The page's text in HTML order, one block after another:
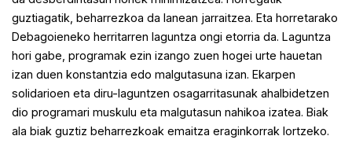
guztiagatik, beharrezkoa da lanean jarraitzea. Eta horretarako
Debagoieneko herritarren laguntza ongi etorria da. Laguntza
hori gabe, programak ezin izango zuen hogei urte hauetan
izan duen konstantzia edo malgutasuna izan. Ekarpen
solidarioen eta diru-laguntzen osagarritasunak ahalbidetzen
dio programari muskulu eta malgutasun nahikoa izatea. Biak
ala biak guztiz beharrezkoak emaitza eraginkorrak lortzeko.